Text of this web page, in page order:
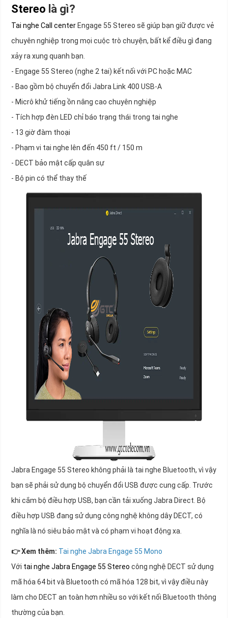
Stereo là gì?
Tai nghe Call center Engage 55 Stereo sẽ giúp bạn giữ được vẻ
chuyên nghiệp trong mọi cuộc trò chuyện, bất kể điều gì đang
xảy ra xung quanh bạn.
- Engage 55 Stereo (nghe 2 tai) kết nối với PC hoặc MAC
- Bao gồm bộ chuyển đổi Jabra Link 400 USB-A
- Micrô khử tiếng ồn nâng cao chuyên nghiệp
- Tích hợp đèn LED chỉ báo trạng thái trong tai nghe
- 13 giờ đàm thoại
- Phạm vi tai nghe lên đến 450 ft / 150 m
- DECT bảo mật cấp quân sự
- Bộ pin có thể thay thế
Jabra Engage 55 Stereo không phải là tai nghe Bluetooth, vì vậy
bạn sẽ phải sử dụng bộ chuyển đổi USB được cung cấp. Trước
khi cắm bộ điều hợp USB, bạn cần tải xuống Jabra Direct. Bộ
điều hợp USB đang sử dụng công nghệ không dây DECT, có
nghĩa là nó siêu bảo mật và có phạm vi hoạt động xa.
👉 Xem thêm: Tai nghe Jabra Engage 55 Mono
Với tai nghe Jabra Engage 55 Stereo công nghệ DECT sử dụng
mã hóa 64 bit và Bluetooth có mã hóa 128 bit, vì vậy điều này
làm cho DECT an toàn hơn nhiều so với kết nối Bluetooth thông
thường của bạn.